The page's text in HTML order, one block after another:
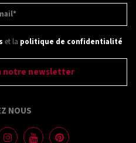
et la politique de confidentialité
NOUS